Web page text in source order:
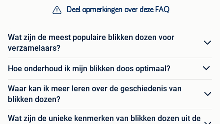
Deel opmerkingen over deze FAQ
Wat zijn de meest populaire blikken dozen voor
verzamelaars?
Hoe onderhoud ik mijn blikken doos optimaal?
Waar kan ik meer leren over de geschiedenis van
blikken dozen?
Wat zijn de unieke kenmerken van blikken dozen uit de